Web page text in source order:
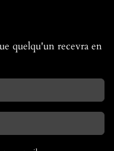
quelqu'un recevra en